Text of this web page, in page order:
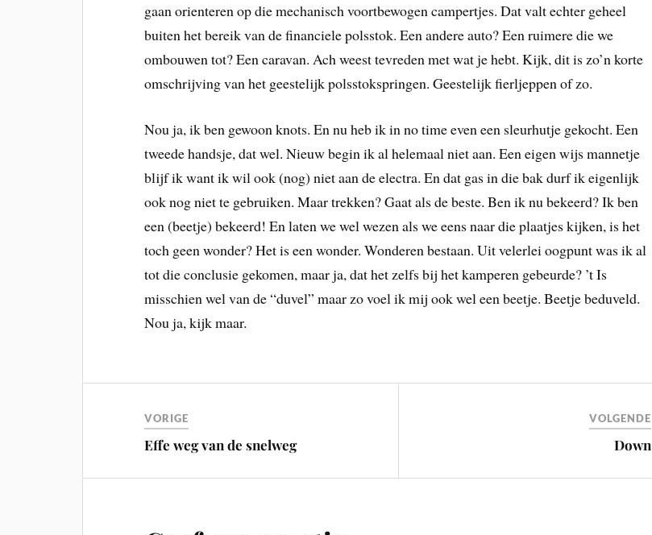
gaan orienteren op die mechanisch voortbewogen campertjes. Dat valt echter geheel
buiten het bereik van de financiele polsstok. Een andere auto? Een ruimere die we
ombouwen tot? Een caravan. Ach weest tevreden met wat je hebt. Kijk, dit is zo’n korte
omschrijving van het geestelijk polsstokspringen. Geestelijk fierljeppen of zo.
Nou ja, ik ben gewoon knots. En nu heb ik in no time even een sleurhutje gekocht. Een
tweede handsje, dat wel. Nieuw begin ik al helemaal niet aan. Een eigen wijs mannetje
blijf ik want ik wil ook (nog) niet aan de electra. En dat gas in die bak durf ik eigenlijk
ook nog niet te gebruiken. Maar trekken? Gaat als de beste. Ben ik nu bekeerd? Ik ben
een (beetje) bekeerd! En laten we wel wezen als we eens naar die plaatjes kijken, is het
toch geen wonder? Het is een wonder. Wonderen bestaan. Uit velerlei oogpunt was ik al
tot die conclusie gekomen, maar ja, dat het zelfs bij het kamperen gebeurde? ’t Is
misschien wel van de “duvel” maar zo voel ik mij ook wel een beetje. Beetje beduveld.
Nou ja, kijk maar.
VORIGE
Effe weg van de snelweg
VOLGENDE
Down